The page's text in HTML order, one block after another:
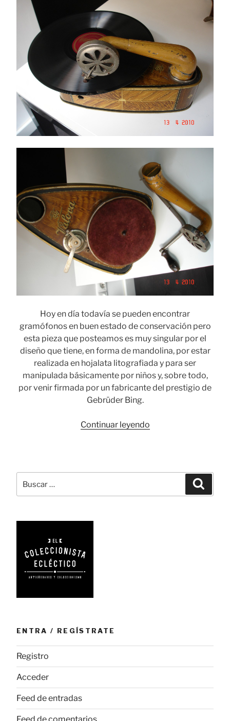
Hoy en día todavía se pueden encontrar
gramófonos en buen estado de conservación pero
esta pieza que posteamos es muy singular por el
diseño que tiene, en forma de mandolina, por estar
realizada en hojalata litografiada y para ser
manipulada básicamente por niños y, sobre todo,
por venir firmada por un fabricante del prestigio de
Gebrüder Bing.
Continuar leyendo«Gramófono
casa
por:
ENTRA / REGÍSTRATE
Registro
Acceder
Feed de entradas